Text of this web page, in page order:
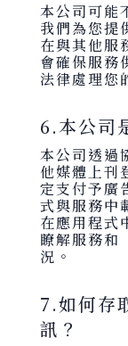
本公司可能
我們為您提
在與其他服
會確保服務
法律處理您
6.本公司
本公司透過
他媒體上刊
定支付予廣
式與服務中
在應用程式
瞭解服務和
況。
7.如何存
訊？